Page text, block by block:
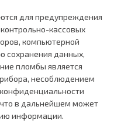
для предупреждения
кассовых
компьютерной
сохранения данных,
пломбы является
несоблюдением
в дальнейшем может
информации.